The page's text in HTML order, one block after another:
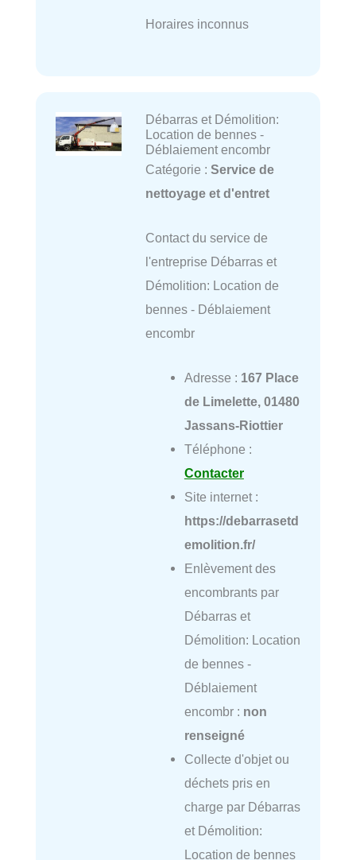
Horaires inconnus
Débarras et Démolition:
Location de bennes -
Déblaiement encombr
Catégorie : Service de
nettoyage et d'entret
Contact du service de
l'entreprise Débarras et
Démolition: Location de
bennes - Déblaiement
encombr
Adresse : 167 Place
de Limelette, 01480
Jassans-Riottier
Téléphone :
Contacter
Site internet :
https://debarrasetd
emolition.fr/
Enlèvement des
encombrants par
Débarras et
Démolition: Location
de bennes -
Déblaiement
encombr : non
renseigné
Collecte d'objet ou
déchets pris en
charge par Débarras
et Démolition:
Location de bennes